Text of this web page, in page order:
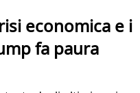
economica e i
fa paura